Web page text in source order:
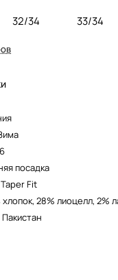
32/34 33/34
посадка
Fit
хлопок, 28% лиоцелл, 2%
Пакистан